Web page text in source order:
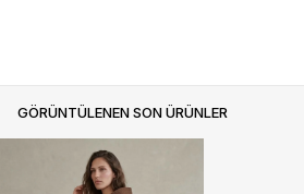
GÖRÜNTÜLENEN SON ÜRÜNLER